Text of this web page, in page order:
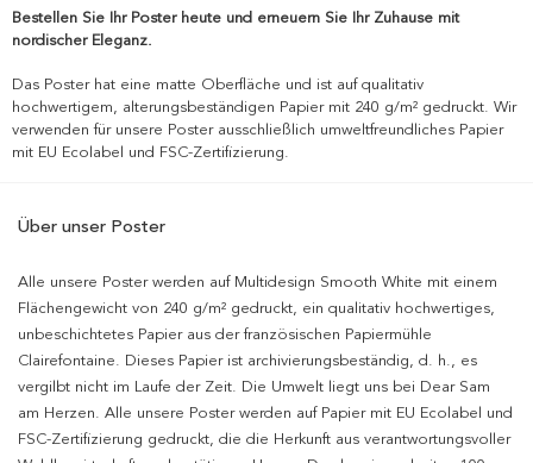
Bestellen Sie Ihr Poster heute und erneuern Sie Ihr Zuhause mit
nordischer Eleganz.
Das Poster hat eine matte Oberfläche und ist auf qualitativ
hochwertigem, alterungsbeständigen Papier mit 240 g/m² gedruckt. Wir
verwenden für unsere Poster ausschließlich umweltfreundliches Papier
mit EU Ecolabel und FSC-Zertifizierung.
Über unser Poster
Alle unsere Poster werden auf Multidesign Smooth White mit einem
Flächengewicht von 240 g/m² gedruckt, ein qualitativ hochwertiges,
unbeschichtetes Papier aus der französischen Papiermühle
Clairefontaine. Dieses Papier ist archivierungsbeständig, d. h., es
vergilbt nicht im Laufe der Zeit. Die Umwelt liegt uns bei Dear Sam
am Herzen. Alle unsere Poster werden auf Papier mit EU Ecolabel und
FSC-Zertifizierung gedruckt, die die Herkunft aus verantwortungsvoller